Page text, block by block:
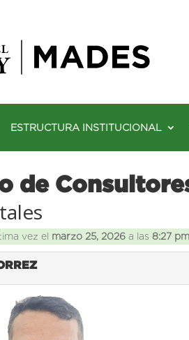
ESTRUCTURA INSTITUCIONAL
de
vez el marzo 25, 2026 a las 8:27 pm